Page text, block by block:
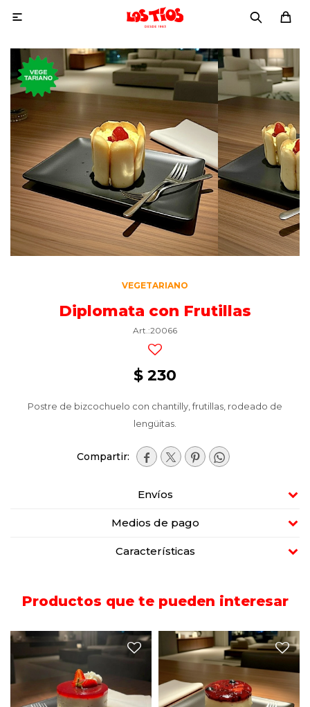

VEGETARIANO
Diplomata con Frutillas
20066
$ 230
Postre de bizcochuelo con chantilly, frutillas, rodeado de
lengüitas.
   
Envíos
Medios de pago
Características
Productos que te pueden interesar
Cheese Cake individual de
Cheese cake de arándanos y